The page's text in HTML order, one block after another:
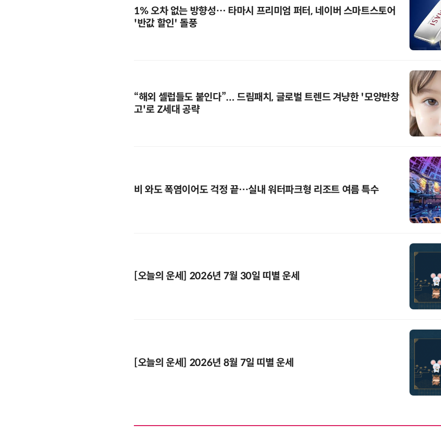
1% 오차 없는 방향성… 타마시 프리미엄 퍼터, 네이버 스마트스토어
'반값 할인' 돌풍
“해외 셀럽들도 붙인다”... 드림패치, 글로벌 트렌드 겨냥한 '모양반창
고'로 Z세대 공략
비 와도 폭염이어도 걱정 끝…실내 워터파크형 리조트 여름 특수
[오늘의 운세] 2026년 7월 30일 띠별 운세
[오늘의 운세] 2026년 8월 7일 띠별 운세